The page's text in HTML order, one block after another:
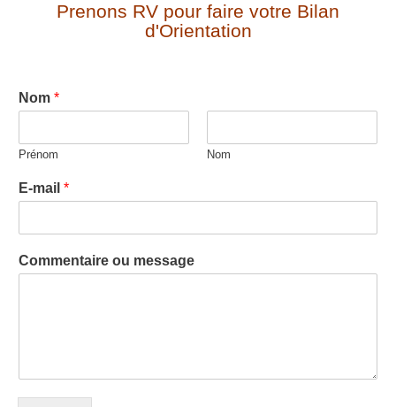
Prenons RV pour faire votre Bilan
d'Orientation
Nom *
Prénom Nom
E-mail *
Commentaire ou message